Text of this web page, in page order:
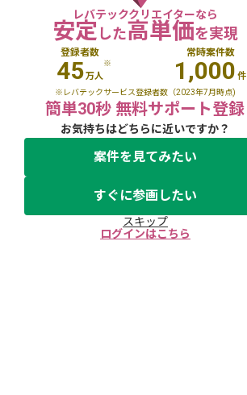
レバテッククリエイターなら
安定した高単価を実現
登録者数
45万人
※
常時案件数
1,000 件
※レバテックサービス登録者数（2023年7月時点)
簡単30秒 無料サポート登録
お気持ちはどちらに近いですか？
案件を見てみたい
すぐに参画したい
スキップ
ログインはこちら